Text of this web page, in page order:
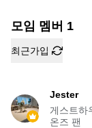
모임 멤버 1
최근가입
Jester
게스트하
온즈 팬